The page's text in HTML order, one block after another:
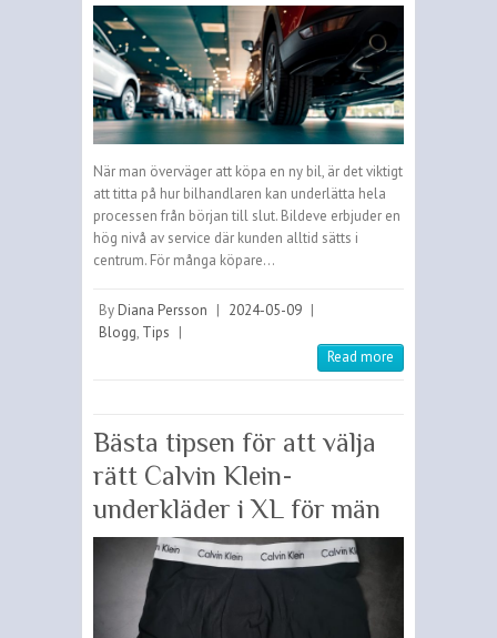
När man överväger att köpa en ny bil, är det viktigt
att titta på hur bilhandlaren kan underlätta hela
processen från början till slut. Bildeve erbjuder en
hög nivå av service där kunden alltid sätts i
centrum. För många köpare…
By Diana Persson | 2024-05-09 |
Blogg, Tips |
Read more
Bästa tipsen för att välja
rätt Calvin Klein-
underkläder i XL för män